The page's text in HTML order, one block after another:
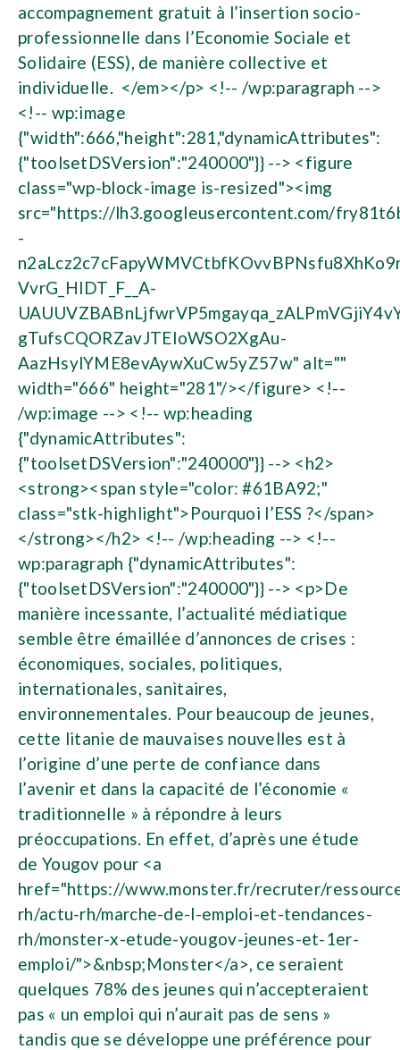
accompagnement gratuit à l’insertion socio-
professionnelle dans l’Economie Sociale et
Solidaire (ESS), de manière collective et
individuelle. </em></p> <!-- /wp:paragraph -->
<!-- wp:image
{"width":666,"height":281,"dynamicAttributes":
{"toolsetDSVersion":"240000"}} --> <figure
class="wp-block-image is-resized"><img
src="https://lh3.googleusercontent.com/
-
VvrG_HIDT_F__A-
gTufsCQORZavJTEIoWSO2XgAu-
AazHsylYME8evAywXuCw5yZ57w" alt=""
width="666" height="281"/></figure> <!--
/wp:image --> <!-- wp:heading
{"dynamicAttributes":
{"toolsetDSVersion":"240000"}} --> <h2>
<strong><span style="color: #61BA92;"
class="stk-highlight">Pourquoi l’ESS ?</span>
</strong></h2> <!-- /wp:heading --> <!--
wp:paragraph {"dynamicAttributes":
{"toolsetDSVersion":"240000"}} --> <p>De
manière incessante, l’actualité médiatique
semble être émaillée d’annonces de crises :
économiques, sociales, politiques,
internationales, sanitaires,
environnementales. Pour beaucoup de jeunes,
cette litanie de mauvaises nouvelles est à
l’origine d’une perte de confiance dans
l’avenir et dans la capacité de l’économie «
traditionnelle » à répondre à leurs
préoccupations. En effet, d’après une étude
de Yougov pour <a
href="https://www.monster.fr/recruter/
rh/actu-rh/marche-de-l-emploi-et-tendances-
rh/monster-x-etude-yougov-jeunes-et-1er-
emploi/">&nbsp;Monster</a>, ce seraient
quelques 78% des jeunes qui n’accepteraient
pas « un emploi qui n’aurait pas de sens »
tandis que se développe une préférence pour